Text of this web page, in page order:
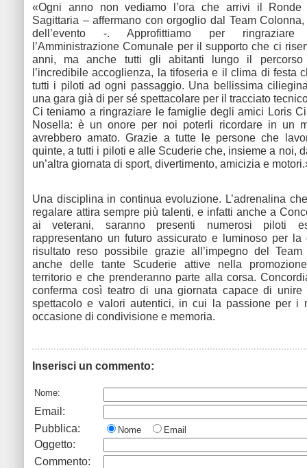
«Ogni anno non vediamo l’ora che arrivi il Ronde
Sagittaria – affermano con orgoglio dal Team
dell’evento -. Approfittiamo per ringraziare
l’Amministrazione Comunale per il supporto che ci
anni, ma anche tutti gli abitanti lungo il percorso
l’incredibile accoglienza, la tifoseria e il clima di festa
tutti i piloti ad ogni passaggio. Una bellissima
una gara già di per sé spettacolare per il tracciato
Ci teniamo a ringraziare le famiglie degli amici Loris
Nosella: è un onore per noi poterli ricordare in un
avrebbero amato. Grazie a tutte le persone che
quinte, a tutti i piloti e alle Scuderie che, insieme a noi,
un’altra giornata di sport, divertimento, amicizia e
Una disciplina in continua evoluzione. L’adrenalina
regalare attira sempre più talenti, e infatti anche a
ai veterani, saranno presenti numerosi piloti
rappresentano un futuro assicurato e luminoso per la
risultato reso possibile grazie all’impegno del
anche delle tante Scuderie attive nella
territorio e che prenderanno parte alla corsa.
conferma così teatro di una giornata capace di unire
spettacolo e valori autentici, in cui la passione per i
occasione di condivisione e memoria.
Inserisci un commento:
Nome:
Email:
Pubblica:
Nome Email
Oggetto:
Commento: